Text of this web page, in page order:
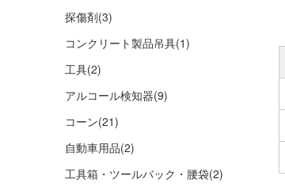
探傷剤(3)
コンクリート製品吊具(1)
工具(2)
アルコール検知器(9)
コーン(21)
自動車用品(2)
工具箱・ツールバック・腰袋(2)